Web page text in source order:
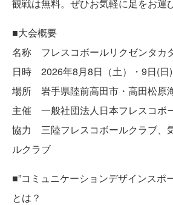
観戦は無料。ぜひお気軽に足をお運
■大会概要
名称 フレスコボールリクゼンタカ
日時 2026年8月8日（土）・9日(日)
場所 岩手県陸前高田市・高田松原
主催 一般社団法人日本フレスコボ
協力 三陸フレスコボールクラブ、
ルクラブ
■”コミュニケーションデザインスポ
とは？